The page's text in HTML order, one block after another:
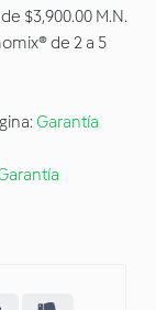
$3,900.00 M.N.
de 2 a 5
Garantía